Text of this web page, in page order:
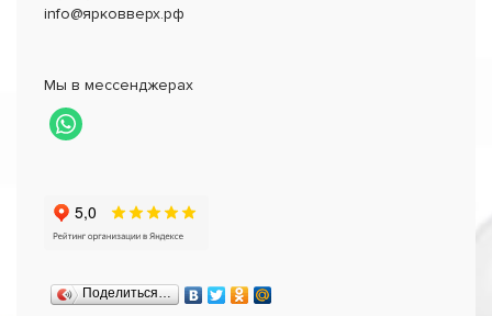
info@ярковверх.рф
Мы в мессенджерах
Поделиться…